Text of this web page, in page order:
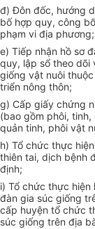
đ) Đôn đốc, hướng
bố hợp quy, công
phạm vi địa phương;
e) Tiếp nhận hồ sơ
quy, lập sổ theo dõi
giống vật nuôi
triển nông thôn;
g) Cấp giấy chứng
(bao gồm phôi,
quản tinh, phôi vật
h) Tổ chức thực
thiên tai, dịch bệnh
định;
i) Tổ chức thực hiện
đàn gia súc giống
cấp huyện tổ chức
súc giống trên địa